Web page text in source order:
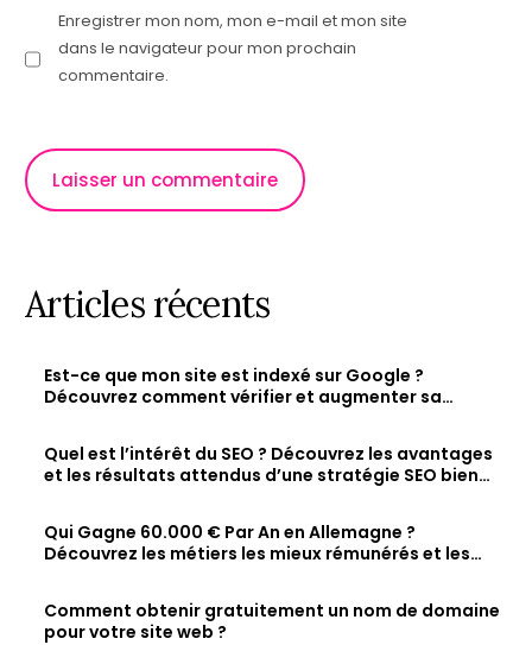
Enregistrer mon nom, mon e-mail et mon site
dans le navigateur pour mon prochain
commentaire.
Articles récents
Est-ce que mon site est indexé sur Google ?
Découvrez comment vérifier et augmenter sa
Quel est l’intérêt du SEO ? Découvrez les avantages
et les résultats attendus d’une stratégie SEO bien
Qui Gagne 60.000 € Par An en Allemagne ?
Découvrez les métiers les mieux rémunérés et les
Comment obtenir gratuitement un nom de domaine
pour votre site web ?